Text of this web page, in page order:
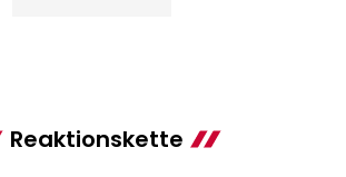
Reaktionskette